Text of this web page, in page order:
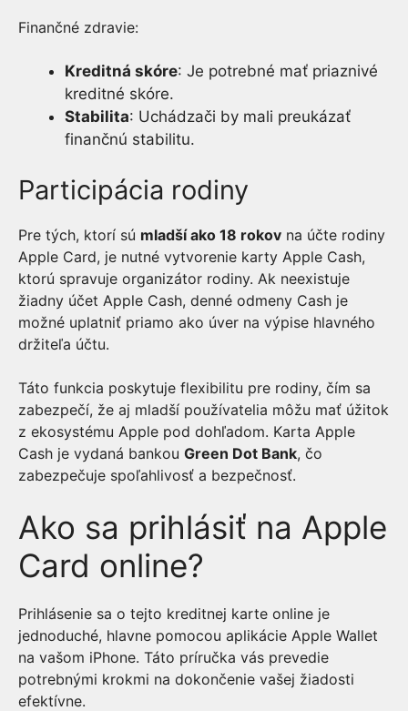
Finančné zdravie:
Kreditná skóre: Je potrebné mať priaznivé
kreditné skóre.
Stabilita: Uchádzači by mali preukázať
finančnú stabilitu.
Participácia rodiny
Pre tých, ktorí sú mladší ako 18 rokov na účte rodiny
Apple Card, je nutné vytvorenie karty Apple Cash,
ktorú spravuje organizátor rodiny. Ak neexistuje
žiadny účet Apple Cash, denné odmeny Cash je
možné uplatniť priamo ako úver na výpise hlavného
držiteľa účtu.
Táto funkcia poskytuje flexibilitu pre rodiny, čím sa
zabezpečí, že aj mladší používatelia môžu mať úžitok
z ekosystému Apple pod dohľadom. Karta Apple
Cash je vydaná bankou Green Dot Bank, čo
zabezpečuje spoľahlivosť a bezpečnosť.
Ako sa prihlásiť na Apple
Card online?
Prihlásenie sa o tejto kreditnej karte online je
jednoduché, hlavne pomocou aplikácie Apple Wallet
na vašom iPhone. Táto príručka vás prevedie
potrebnými krokmi na dokončenie vašej žiadosti
efektívne.